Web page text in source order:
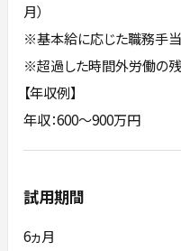
月）
※基本給に応じた職務手
※超過した時間外労働の
【年収例】
年収：600～900万円
試用期間
6ヵ月